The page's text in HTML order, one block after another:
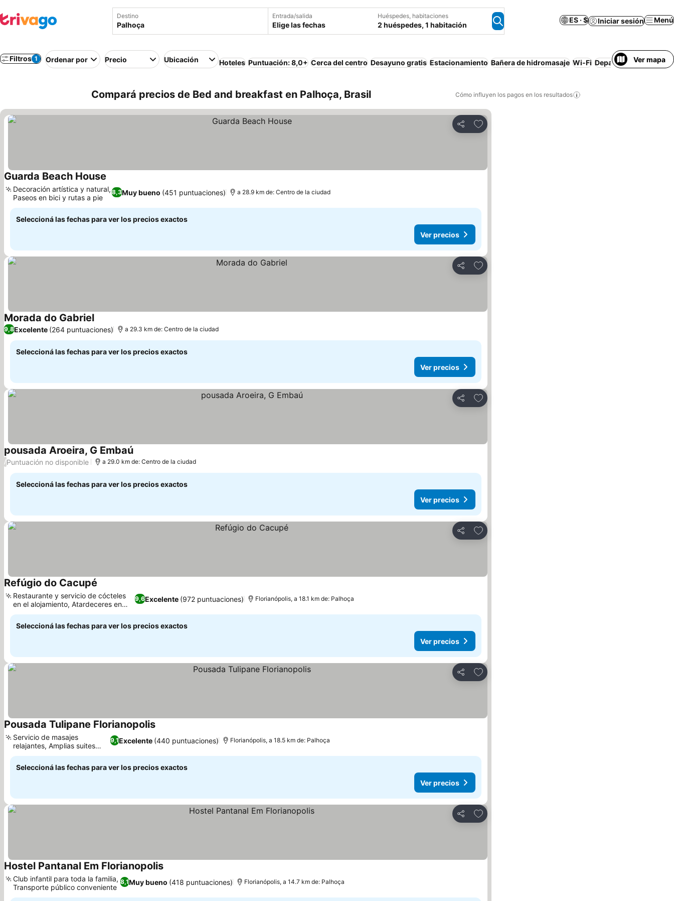
Destino Entrada/salida
Elige las fechas
Huéspedes, habitaciones
2 huéspedes, 1 habitación
ES · $ Iniciar sesión Menú
Filtros 1 Ordenar por Precio Ubicación Hoteles Puntuación: 8,0+ Cerca del centro Desayuno gratis Estacionamiento Bañera de hidromasaje Wi-Fi DepartamentoVer mapa
Compará precios de Bed and breakfast en Palhoça, Brasil Cómo influyen los pagos en los resultados
Compartir
Añadir a favoritos
Guarda Beach House
8,3Muy bueno (451 puntuaciones)
Decoración artística y natural,
Paseos en bici y rutas a pie
a 28.9 km de: Centro de la ciudad
Seleccioná las fechas para ver los precios exactos
Ver precios
Compartir
Añadir a favoritos
Morada do Gabriel
9,8Excelente (264 puntuaciones) a 29.3 km de: Centro de la ciudad
Seleccioná las fechas para ver los precios exactos
Ver precios
Compartir
Añadir a favoritos
pousada Aroeira, G Embaú
/Puntuación no disponible a 29.0 km de: Centro de la ciudad
Seleccioná las fechas para ver los precios exactos
Ver precios
Compartir
Añadir a favoritos
Refúgio do Cacupé
9,6Excelente (972 puntuaciones)
Restaurante y servicio de cócteles
en el alojamiento, Atardeceres en
Cacupé
Florianópolis, a 18.1 km de: Palhoça
Seleccioná las fechas para ver los precios exactos
Ver precios
Compartir
Añadir a favoritos
Pousada Tulipane Florianopolis
9,1Excelente (440 puntuaciones)
Servicio de masajes
relajantes, Amplias suites
familiares
Florianópolis, a 18.5 km de: Palhoça
Seleccioná las fechas para ver los precios exactos
Ver precios
Compartir
Añadir a favoritos
Hostel Pantanal Em Florianopolis
8,1Muy bueno (418 puntuaciones)
Club infantil para toda la familia,
Transporte público conveniente
Florianópolis, a 14.7 km de: Palhoça